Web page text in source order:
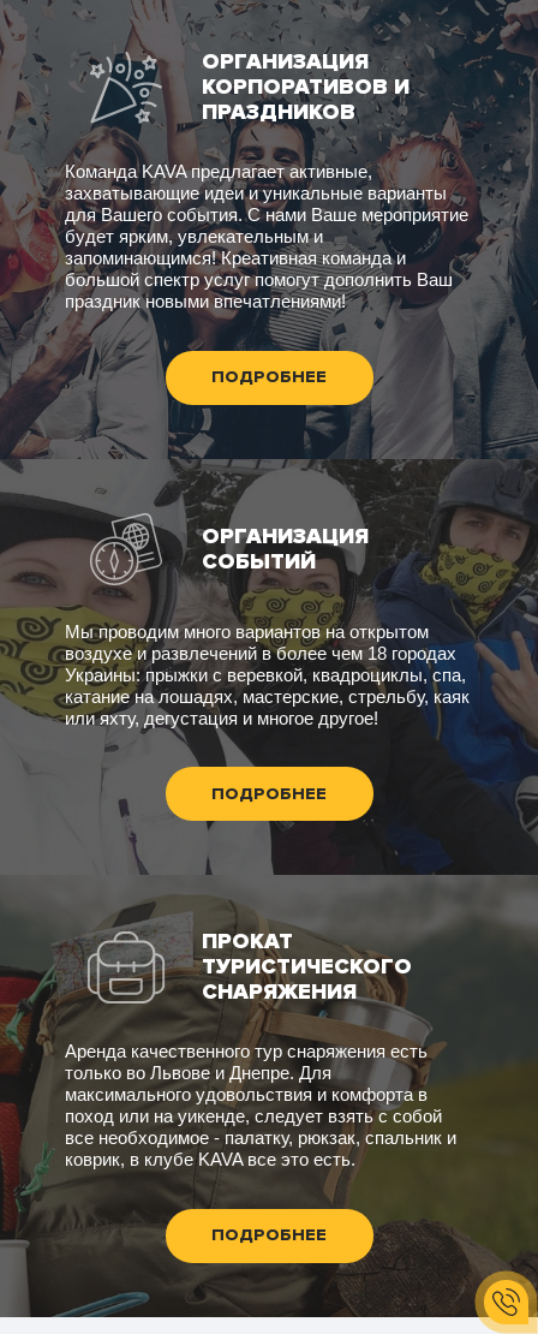
ОРГАНИЗАЦИЯ
КОРПОРАТИВОВ И
ПРАЗДНИКОВ
Команда KAVA предлагает активные,
захватывающие идеи и уникальные варианты
для Вашего события. С нами Ваше мероприятие
будет ярким, увлекательным и
запоминающимся! Креативная команда и
большой спектр услуг помогут дополнить Ваш
праздник новыми впечатлениями!
ПОДРОБНЕЕ
ОРГАНИЗАЦИЯ
СОБЫТИЙ
Мы проводим много вариантов на открытом
воздухе и развлечений в более чем 18 городах
Украины: прыжки с веревкой, квадроциклы, спа,
катание на лошадях, мастерские, стрельбу, каяк
или яхту, дегустация и многое другое!
ПОДРОБНЕЕ
ПРОКАТ
ТУРИСТИЧЕСКОГО
СНАРЯЖЕНИЯ
Аренда качественного тур снаряжения есть
только во Львове и Днепре. Для
максимального удовольствия и комфорта в
поход или на уикенде, следует взять с собой
все необходимое - палатку, рюкзак, спальник и
коврик, в клубе KAVA все это есть.
ПОДРОБНЕЕ